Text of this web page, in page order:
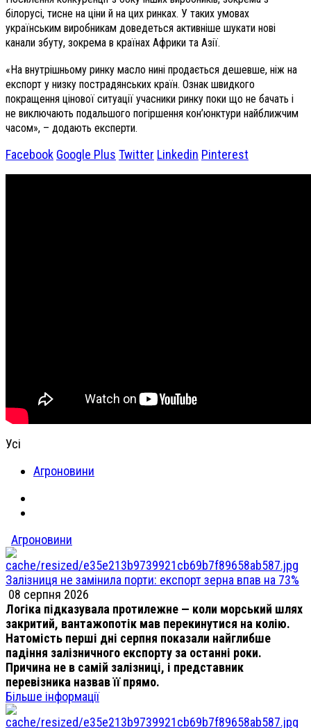
білорусі, тисне на ціни й на цих ринках. У таких умовах
українським виробникам доведеться активніше шукати нові
канали збуту, зокрема в країнах Африки та Азії.
«На внутрішньому ринку масло нині продається дешевше, ніж на
експорт у низку пострадянських країн. Ознак швидкого
покращення цінової ситуації учасники ринку поки що не бачать і
не виключають подальшого погіршення кон’юнктури найближчим
часом», – додають експерти.
Facebook Google Plus Twitter Linkedin Pinterest
Усі
Агроновини
Агроновини
Залізниця не замінила порти: експорт зерна впав на 73%
08 серпня 2026
Логіка підказувала протилежне — коли морський шлях
закритий, вантажопотік мав перекинутися на колію.
Натомість перші дні серпня показали найглибше
падіння залізничного експорту за останні роки.
Причина не в самій залізниці, і представник
перевізника назвав її прямо.
Більше інформації